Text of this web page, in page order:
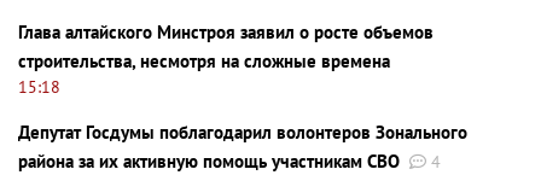
Глава алтайского Минстроя заявил о росте объемов
строительства, несмотря на сложные времена
15:18
Депутат Госдумы поблагодарил волонтеров Зонального
района за их активную помощь участникам СВО
4